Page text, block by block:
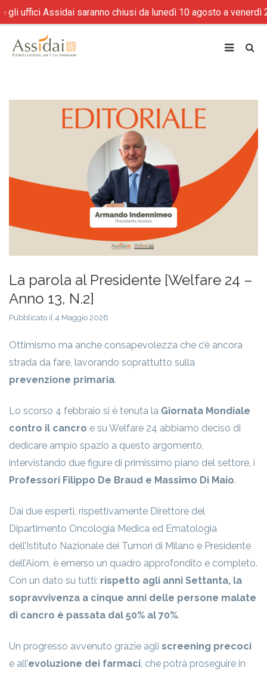
La parola al Presidente [Welfare 24 –
Anno 13, N.2]
Pubblicato il 4 Maggio 2026
Ottimismo ma anche consapevolezza che c’è ancora
strada da fare, lavorando soprattutto sulla
prevenzione primaria.
Lo scorso 4 febbraio si è tenuta la Giornata Mondiale
contro il cancro e su Welfare 24 abbiamo deciso di
dedicare ampio spazio a questo argomento,
intervistando due figure di primissimo piano del settore, i
Professori Filippo De Braud e Massimo Di Maio.
Dai due esperti, rispettivamente Direttore del
Dipartimento Oncologia Medica ed Ematologia
dell’Istituto Nazionale dei Tumori di Milano e Presidente
dell’Aiom, è emerso un quadro approfondito e completo.
Con un dato su tutti: rispetto agli anni Settanta, la
sopravvivenza a cinque anni delle persone malate
di cancro è passata dal 50% al 70%.
Un progresso avvenuto grazie agli screening precoci
e all’evoluzione dei farmaci, che potrà proseguire in
Assidai saranno chiusi da lunedì 10 agosto a venerdì 21